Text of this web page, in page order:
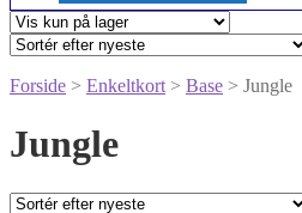
Forside > Enkeltkort > Base > Jungle
Jungle